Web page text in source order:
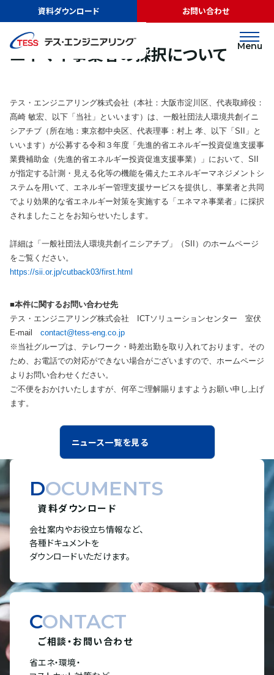
資料ダウンロード お問い合わせ
Menu
ニュース エネマネ事業者の採択について
リリース
エネマネ事業者の採択について
テス・エンジニアリング株式会社（本社：大阪市淀川区、代表取締役：
髙崎 敏宏、以下「当社」といいます）は、一般社団法人環境共創イニ
シアチブ（所在地：東京都中央区、代表理事：村上 孝、以下「SII」と
いいます）が公募する令和３年度「先進的省エネルギー投資促進支援事
業費補助金（先進的省エネルギー投資促進支援事業）」において、SII
が指定する計測・見える化等の機能を備えたエネルギーマネジメントシ
ステムを用いて、エネルギー管理支援サービスを提供し、事業者と共同
でより効果的な省エネルギー対策を実施する「エネマネ事業者」に採択
されましたことをお知らせいたします。
詳細は「一般社団法人環境共創イニシアチブ」（SII）のホームページ
をご覧ください。
https://sii.or.jp/cutback03/first.html
■本件に関するお問い合わせ先
テス・エンジニアリング株式会社 ICTソリューションセンター 室伏
E-mail contact@tess-eng.co.jp
※当社グループは、テレワーク・時差出勤を取り入れております。その
ため、お電話での対応ができない場合がございますので、ホームページ
よりお問い合わせください。
ご不便をおかけいたしますが、何卒ご理解賜りますようお願い申し上げ
ます。
ニュース一覧を見る
DOCUMENTS
資料ダウンロード
会社案内やお役立ち情報など、
各種ドキュメントを
ダウンロードいただけます。
CONTACT
ご相談・お問い合わせ
省エネ・環境・